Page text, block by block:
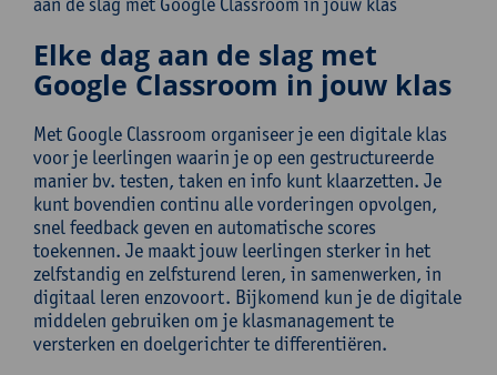
Elke dag aan de slag met
Google Classroom in jouw klas
Met Google Classroom organiseer je een digitale klas
voor je leerlingen waarin je op een gestructureerde
manier bv. testen, taken en info kunt klaarzetten. Je
kunt bovendien continu alle vorderingen opvolgen,
snel feedback geven en automatische scores
toekennen. Je maakt jouw leerlingen sterker in het
zelfstandig en zelfsturend leren, in samenwerken, in
digitaal leren enzovoort. Bijkomend kun je de digitale
middelen gebruiken om je klasmanagement te
versterken en doelgerichter te differentiëren.